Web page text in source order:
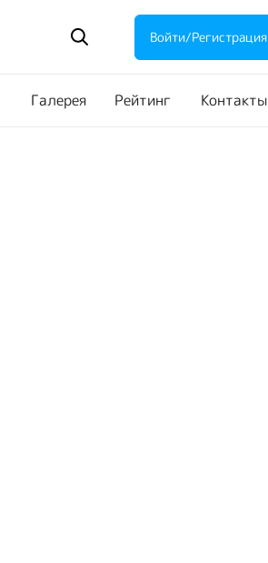
Войти/Регистрация
Галерея Рейтинг Контакты
Прошедшие акции